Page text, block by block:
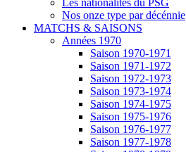
Les nationalités du PSG
Nos onze type par décénnie
MATCHS & SAISONS
Années 1970
Saison 1970-1971
Saison 1971-1972
Saison 1972-1973
Saison 1973-1974
Saison 1974-1975
Saison 1975-1976
Saison 1976-1977
Saison 1977-1978